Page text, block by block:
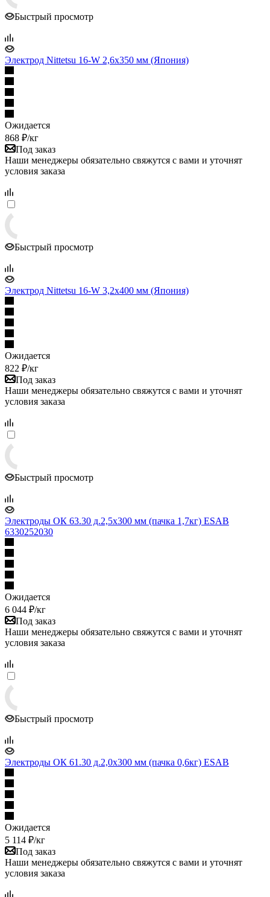
Быстрый просмотр
Электрод Nittetsu 16-W 2,6х350 мм (Япония)
Ожидается
868 ₽/кг
Под заказ
Наши менеджеры обязательно свяжутся с вами и уточнят
условия заказа
Быстрый просмотр
Электрод Nittetsu 16-W 3,2х400 мм (Япония)
Ожидается
822 ₽/кг
Под заказ
Наши менеджеры обязательно свяжутся с вами и уточнят
условия заказа
Быстрый просмотр
Электроды ОК 63.30 д.2,5x300 мм (пачка 1,7кг) ESAB
6330252030
Ожидается
6 044 ₽/кг
Под заказ
Наши менеджеры обязательно свяжутся с вами и уточнят
условия заказа
Быстрый просмотр
Электроды ОК 61.30 д.2,0x300 мм (пачка 0,6кг) ESAB
Ожидается
5 114 ₽/кг
Под заказ
Наши менеджеры обязательно свяжутся с вами и уточнят
условия заказа